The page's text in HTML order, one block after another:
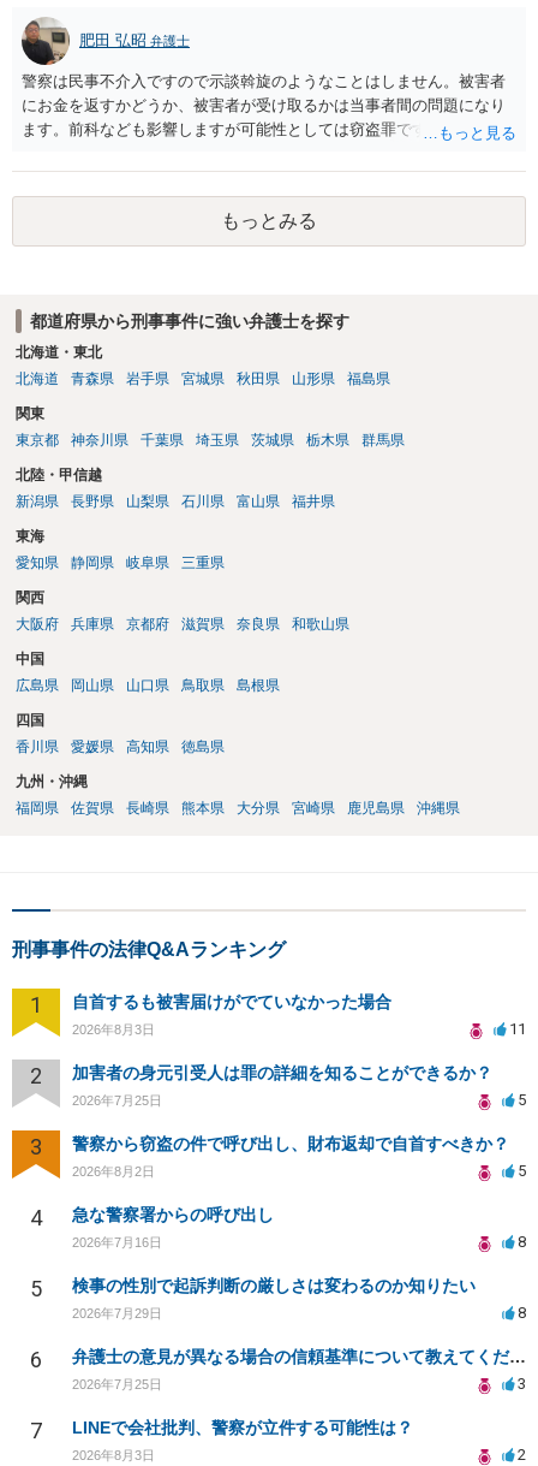
肥田 弘昭 弁護士
警察は民事不介入ですので示談斡旋のようなことはしません。被害者
にお金を返すかどうか、被害者が受け取るかは当事者間の問題になり
ます。前科なども影響しますが可能性としては窃盗罪ですので、逮捕
もっとみる
都道府県から刑事事件に強い弁護士を探す
北海道・東北
北海道
青森県 岩手県 宮城県 秋田県 山形県 福島県
関東
東京都
神奈川県 千葉県 埼玉県 茨城県 栃木県 群馬県
北陸・甲信越
新潟県
長野県 山梨県 石川県 富山県 福井県
東海
愛知県
静岡県 岐阜県 三重県
関西
大阪府
兵庫県 京都府 滋賀県 奈良県 和歌山県
中国
広島県
岡山県 山口県 鳥取県 島根県
四国
香川県
愛媛県 高知県 徳島県
九州・沖縄
福岡県
佐賀県 長崎県 熊本県 大分県 宮崎県 鹿児島県 沖縄県
刑事事件の法律Q&Aランキング
1 自首するも被害届けがでていなかった場合
2026年8月3日 11
2 加害者の身元引受人は罪の詳細を知ることができるか？
2026年7月25日 5
3 警察から窃盗の件で呼び出し、財布返却で自首すべきか？
2026年8月2日 5
4 急な警察署からの呼び出し
2026年7月16日 8
5 検事の性別で起訴判断の厳しさは変わるのか知りたい
2026年7月29日 8
6 弁護士の意見が異なる場合の信頼基準について教えてください
2026年7月25日 3
7 LINEで会社批判、警察が立件する可能性は？
2026年8月3日 2